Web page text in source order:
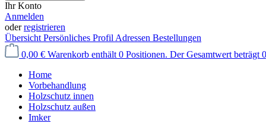
Ihr Konto
Anmelden
oderregistrieren
Übersicht Persönliches Profil Adressen Bestellungen
0,00 € Warenkorb enthält 0 Positionen. Der Gesamtwert beträgt
Home
Vorbehandlung
Holzschutz innen
Holzschutz außen
Imker